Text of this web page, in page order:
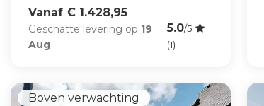
Vanaf € 1.428,95
Geschatte levering op 19
Aug
5.0/5
(1)
Boven verwachting